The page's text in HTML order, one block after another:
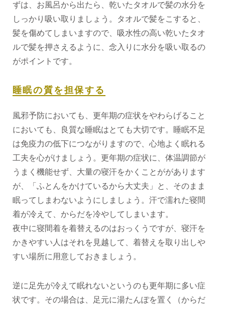
ずは、お風呂から出たら、乾いたタオルで髪の水分を
しっかり吸い取りましょう。タオルで髪をこすると、
髪を傷めてしまいますので、吸水性の高い乾いたタオ
ルで髪を押さえるように、念入りに水分を吸い取るの
がポイントです。
睡眠の質を担保する
風邪予防においても、更年期の症状をやわらげること
においても、良質な睡眠はとても大切です。睡眠不足
は免疫力の低下につながりますので、心地よく眠れる
工夫を心がけましょう。更年期の症状に、体温調節が
うまく機能せず、大量の寝汗をかくことががあります
が、「ふとんをかけているから大丈夫」と、そのまま
眠ってしまわないようにしましょう。汗で濡れた寝間
着が冷えて、からだを冷やしてしまいます。
夜中に寝間着を着替えるのはおっくうですが、寝汗を
かきやすい人はそれを見越して、着替えを取り出しや
すい場所に用意しておきましょう。
逆に足先が冷えて眠れないというのも更年期に多い症
状です。その場合は、足元に湯たんぽを置く（からだ